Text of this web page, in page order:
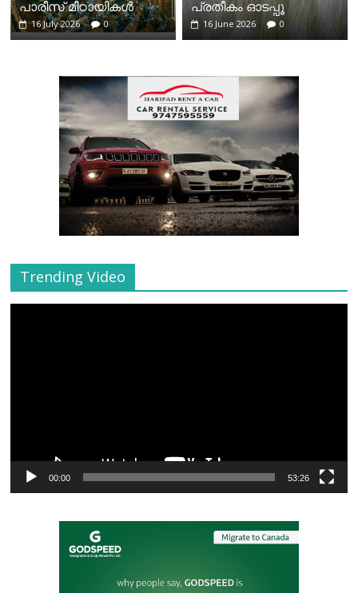
പാരീസ് മിഠായികള്‍
16 July 2026 0
പ്രതീകം ഓടപ്പൂ
16 June 2026 0
Trending Video
00:00 53:26